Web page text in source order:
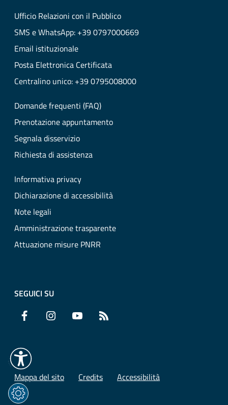
Ufficio Relazioni con il Pubblico
SMS e WhatsApp: +39 0797000669
Email istituzionale
Posta Elettronica Certificata
Centralino unico: +39 0795008000
Domande frequenti (FAQ)
Prenotazione appuntamento
Segnala disservizio
Richiesta di assistenza
Informativa privacy
Dichiarazione di accessibilità
Note legali
Amministrazione trasparente
Attuazione misure PNRR
SEGUICI SU
Facebook Instagram YouTube
Mappa del sito Credits Accessibilità